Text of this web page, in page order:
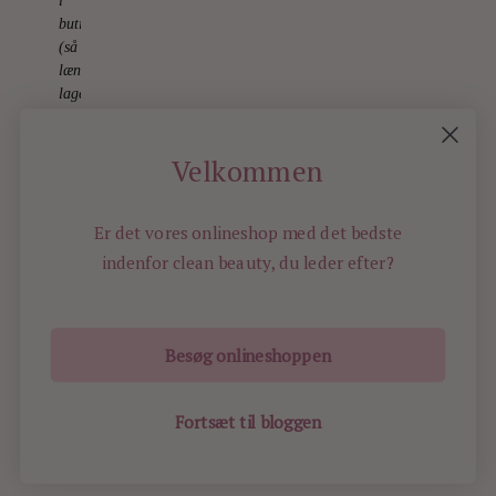
butikken
(så
længe
lager
ILOVEBEAUTY.DK - ALL RIGHTS RESERVED -
Velkommen
Er det vores onlineshop med det bedste
indenfor clean beauty, du leder efter?
Besøg onlineshoppen
Fortsæt til bloggen